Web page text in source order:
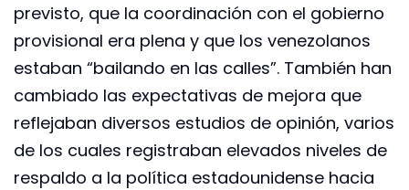
previsto, que la coordinación con el gobierno
provisional era plena y que los venezolanos
estaban “bailando en las calles”. También han
cambiado las expectativas de mejora que
reflejaban diversos estudios de opinión, varios
de los cuales registraban elevados niveles de
respaldo a la política estadounidense hacia